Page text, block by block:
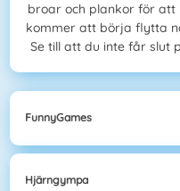
broar och plankor för
kommer att börja flytta
Se till att du inte får slut
FunnyGames
Hjärngympa